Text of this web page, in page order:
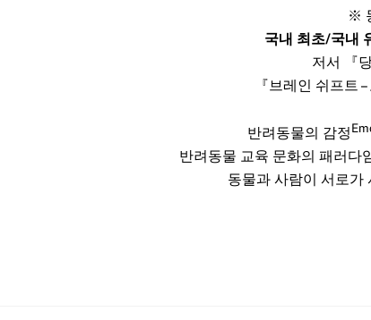
※
국내 최초/국내
저서 『
『브레인 쉬프트
반려동물의 감정
반려동물 교육 문화의 패러다
동물과 사람이 서로가